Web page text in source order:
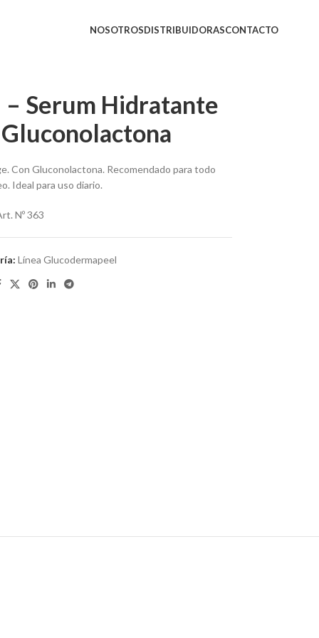
NOSOTROSDISTRIBUIDORASCONTACTO
Serum Hidratante
Con Gluconolactona. Recomendado para todo
Ideal para uso diario.
Nº 363
Línea Glucodermapeel